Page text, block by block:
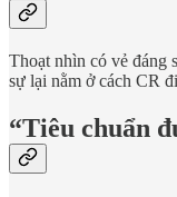
Thoạt nhìn có vẻ đáng
sự lại nằm ở cách CR
“Tiêu chuẩn